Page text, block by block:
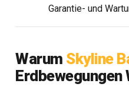
Garantie- und
Warum Skyline
Erdbewegungen